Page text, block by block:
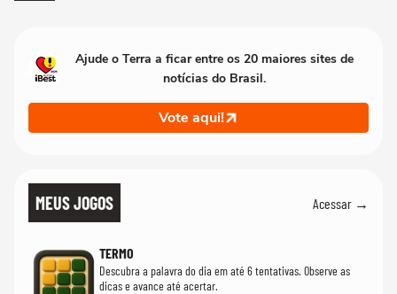
Ajude o Terra a ficar entre os 20 maiores sites de
notícias do Brasil.
Vote aqui!
MEUS JOGOS Acessar →
TERMO
Descubra a palavra do dia em até 6 tentativas. Observe as
dicas e avance até acertar.